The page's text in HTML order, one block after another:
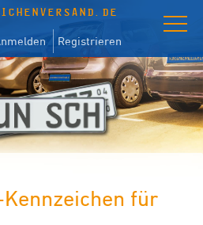
Registrieren
für